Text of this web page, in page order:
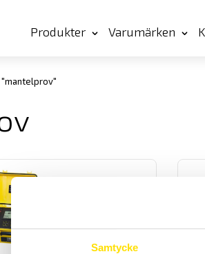
Samtycke
Produkter Varumärken